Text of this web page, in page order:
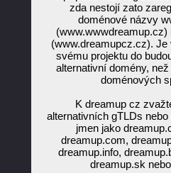
zda nestojí zato
doménové názvy
(www.dreamupcz.cz).
svému projektu do
alternativní domény,
doménových
K dreamup cz
alternativních gTLDs
jmen jako
dreamup.com,
dreamup.info,
dreamup.sk